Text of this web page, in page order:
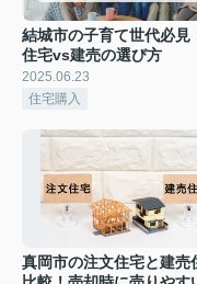
結城市の子育て世代必見
住宅vs建売の選び方
2025.06.23
住宅購入
真岡市の注文住宅と建売